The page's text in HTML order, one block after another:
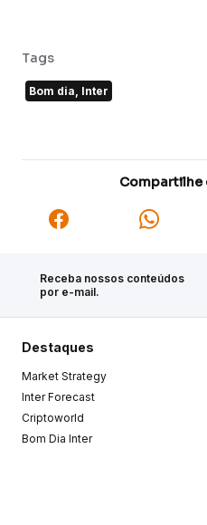
Tags
Bom dia, Inter
Compartilhe
Receba nossos conteúdos
por e-mail.
Destaques
Market Strategy
Inter Forecast
Criptoworld
Bom Dia Inter